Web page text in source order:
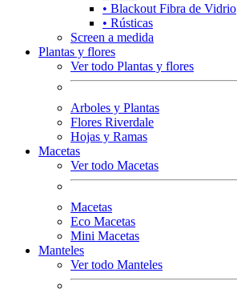
• Blackout Fibra de Vidrio
• Rústicas
Screen a medida
Plantas y flores
Ver todo Plantas y flores
Arboles y Plantas
Flores Riverdale
Hojas y Ramas
Macetas
Ver todo Macetas
Macetas
Eco Macetas
Mini Macetas
Manteles
Ver todo Manteles